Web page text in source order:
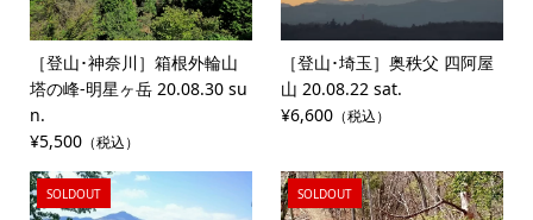
［登山･神奈川］箱根外輪山
塔の峰-明星ヶ岳 20.08.30 su
n.
¥5,500（税込）
［登山･埼玉］奥秩父 四阿屋
山 20.08.22 sat.
¥6,600 （税込）
SOLDOUT SOLDOUT